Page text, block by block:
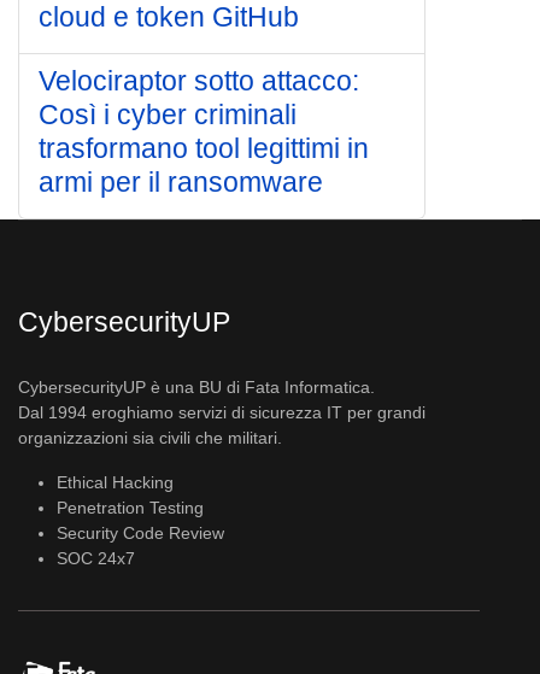
cloud e token GitHub
Velociraptor sotto attacco:
Così i cyber criminali
trasformano tool legittimi in
armi per il ransomware
CybersecurityUP
CybersecurityUP è una BU di Fata Informatica.
Dal 1994 eroghiamo servizi di sicurezza IT per grandi
organizzazioni sia civili che militari.
Ethical Hacking
Penetration Testing
Security Code Review
SOC 24x7